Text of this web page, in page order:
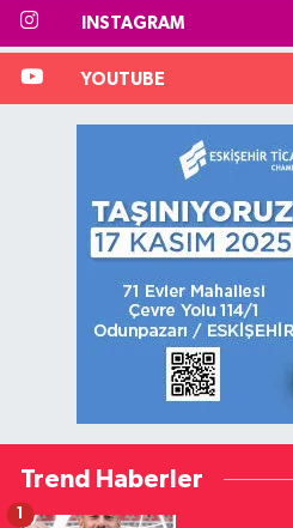
INSTAGRAM
YOUTUBE
Trend Haberler
1